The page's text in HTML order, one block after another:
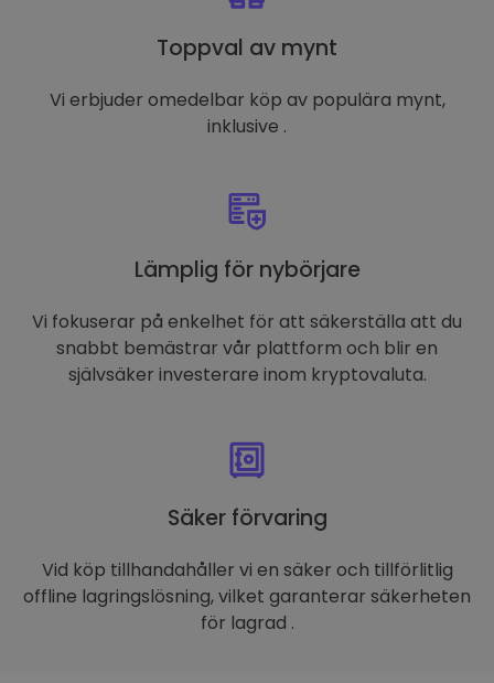
Toppval av mynt
Vi erbjuder omedelbar köp av populära mynt,
inklusive .
Lämplig för nybörjare
Vi fokuserar på enkelhet för att säkerställa att du
snabbt bemästrar vår plattform och blir en
självsäker investerare inom kryptovaluta.
Säker förvaring
Vid köp tillhandahåller vi en säker och tillförlitlig
offline lagringslösning, vilket garanterar säkerheten
för lagrad .